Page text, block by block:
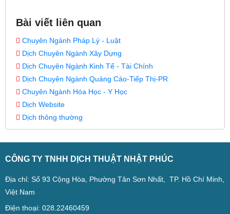
Bài viết liên quan
Chuyên Ngành Pháp Lý - Luật
Dịch Chuyên Ngành Xây Dựng
Dịch Chuyên Ngành Kinh Tế - Tài Chính
Dịch Chuyên Ngành Quảng Cáo-Tiếp Thị-PR
Chuyên Ngành Hóa Học - Y Học
Dịch Website
Dịch thông thường
CÔNG TY TNHH DỊCH THUẬT NHẬT PHÚC
Địa chỉ: Số 93 Cộng Hòa, Phường Tân Sơn Nhất, TP. Hồ Chí Minh,
Việt Nam
Điện thoại: 028.22460459